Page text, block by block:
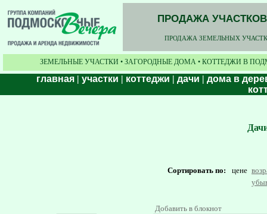
ПРОДАЖА
ПРОДАЖА ЗЕМЕЛЬНЫХ
ЗЕМЕЛЬНЫЕ УЧАСТКИ • ЗАГОРОДНЫЕ ДОМА • КОТТЕДЖИ В
главная | участки | коттеджи | дачи | дома в
Сортировать по: цене
Добавить в блокнот